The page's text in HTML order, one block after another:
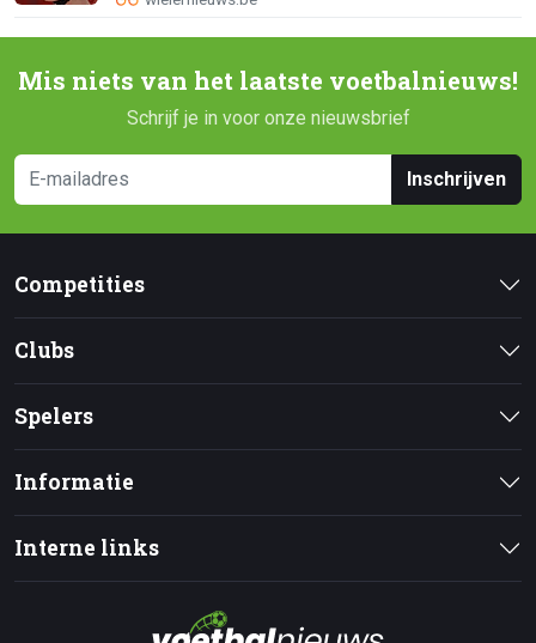
Mis niets van het laatste voetbalnieuws!
Schrijf je in voor onze nieuwsbrief
Inschrijven
Competities
Clubs
Spelers
Informatie
Interne links